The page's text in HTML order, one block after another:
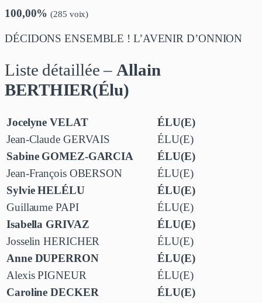
100,00% (285 voix)
DÉCIDONS ENSEMBLE ! L’AVENIR D’ONNION
Liste détaillée – Allain
BERTHIER(Élu)
Jocelyne VELAT
ÉLU(E)
Jean-Claude GERVAIS
ÉLU(E)
Sabine GOMEZ-GARCIA
ÉLU(E)
Jean-François OBERSON
ÉLU(E)
Sylvie HELÉLU
ÉLU(E)
Guillaume PAPI
ÉLU(E)
Isabella GRIVAZ
ÉLU(E)
Josselin HERICHER
ÉLU(E)
Anne DUPERRON
ÉLU(E)
Alexis PIGNEUR
ÉLU(E)
Caroline DECKER
ÉLU(E)